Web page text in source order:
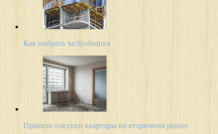
Как выбрать застройщика
Правила покупки квартиры на вторичном рынке